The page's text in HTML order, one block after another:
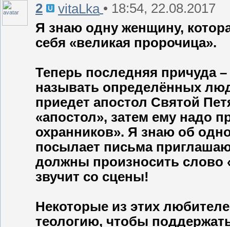
2 vitaLka • 18:54, 22.08.2017
Я знаю одну женщину,
себя «великая пророчица».
Теперь последняя причуда
называть определённых
приедет апостол Святой
«апостол», затем ему надо
охранников». Я знаю об
посылает письма
должны произносить слово
звучит со сцены!
Некоторые из этих
теологию, чтобы